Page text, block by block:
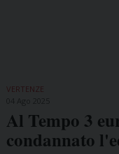
VERTENZE
Al Tempo 3
condannato